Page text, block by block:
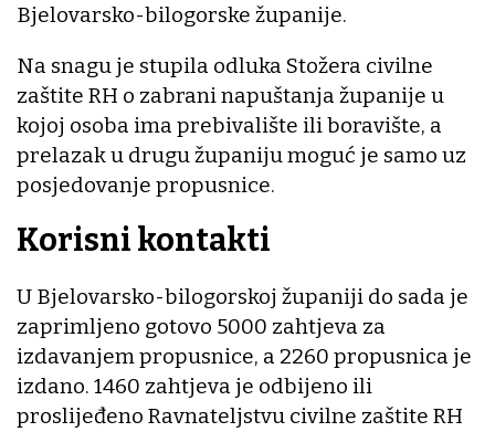
Bjelovarsko-bilogorske županije.
Na snagu je stupila odluka Stožera civilne
zaštite RH o zabrani napuštanja županije u
kojoj osoba ima prebivalište ili boravište, a
prelazak u drugu županiju moguć je samo uz
posjedovanje propusnice.
Korisni kontakti
U Bjelovarsko-bilogorskoj županiji do sada je
zaprimljeno gotovo 5000 zahtjeva za
izdavanjem propusnice, a 2260 propusnica je
izdano. 1460 zahtjeva je odbijeno ili
proslijeđeno Ravnateljstvu civilne zaštite RH